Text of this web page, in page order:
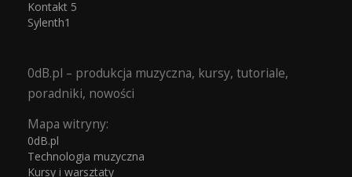
Kontakt 5
Sylenth1
0dB.pl – produkcja muzyczna, kursy, tutoriale,
poradniki, nowości
Mapa witryny:
0dB.pl
Technologia muzyczna
Kursy i warsztaty